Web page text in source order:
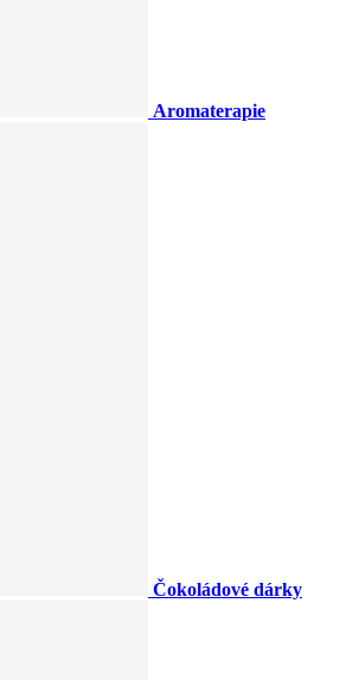
Aromaterapie
Čokoládové dárky